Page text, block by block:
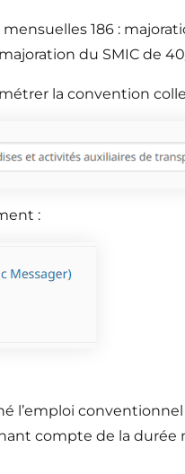
186 :
du SMIC de
la convention
:
l’emploi
compte de la durée